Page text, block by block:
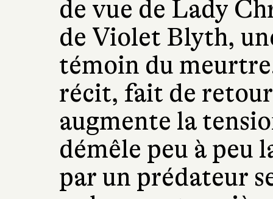
de vue de Lady
de Violet Blyth,
témoin du
récit, fait de
augmente la
démêle peu à peu
par un prédateur